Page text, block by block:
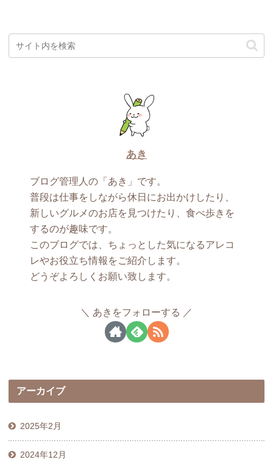
あき
ブログ管理人の「あき」です。
普段は仕事をしながら休日にお出かけしたり、
新しいグルメのお店を見つけたり、食べ歩きを
するのが趣味です。
このブログでは、ちょっとした気になるアレコ
レやお役立ち情報をご紹介します。
どうぞよろしくお願い致します。
あきをフォローする
アーカイブ
2025年2月
2024年12月